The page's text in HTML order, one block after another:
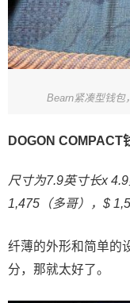
Bearn紧凑型钱包
DOGON COMPACT
尺寸为7.9英寸长x
1,475（多哥），$
纤薄的外形和简单的
分，那就太好了。